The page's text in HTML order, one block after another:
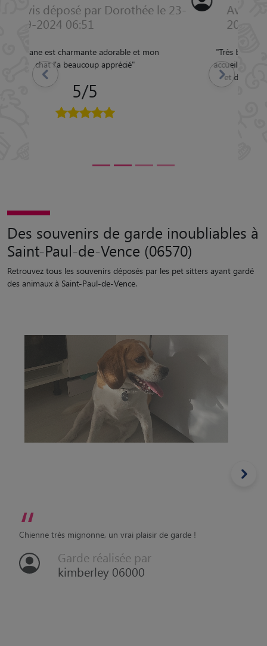
Avis déposé par Laure le 06-05-
2024 08:10
"Très bon accueil, Caramelle a été très bien
accueillie et gardée. Célia envoie des photos
appréciées. Merci beaucoup.
Précédent Suivant
Des souvenirs de garde inoubliables à
Saint-Paul-de-Vence (06570)
Retrouvez tous les souvenirs déposés par les pet sitters ayant gardé
des animaux à Saint-Paul-de-Vence.
“
Chienne très mignonne, un vrai plaisir de garde !
Garde réalisée par
kimberley 06000